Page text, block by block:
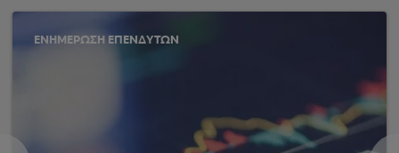
ΕΝΗΜΕΡΩΣΗ ΕΠΕΝΔΥΤΩΝ